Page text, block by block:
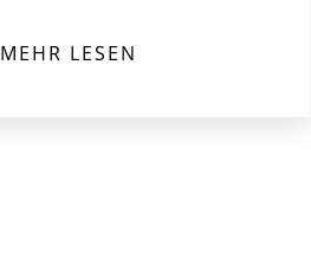
MEHR LESEN